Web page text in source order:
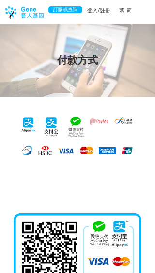
訂購或查詢 登入/註冊 繁 简
付款方式